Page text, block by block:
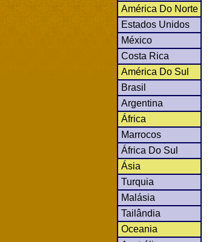
América Do Norte
Estados Unidos
México
Costa Rica
América Do Sul
Brasil
Argentina
África
Marrocos
África Do Sul
Ásia
Turquia
Malásia
Tailândia
Oceania